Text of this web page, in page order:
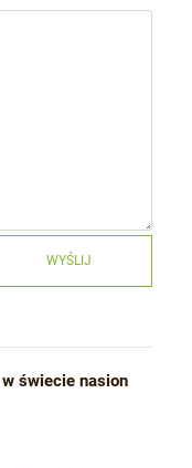
WYŚLIJ
świecie nasion